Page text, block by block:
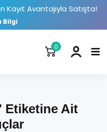
Kayıt Avantajıyla Satışta!
Bilgi
0
Etiketine Ait